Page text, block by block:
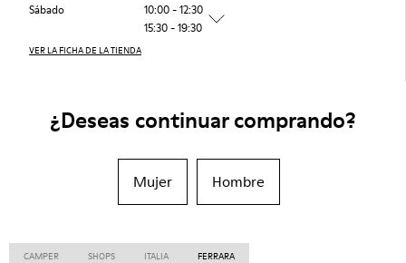
Sábado
10:00 - 12:30
15:30 - 19:30
VER LA FICHA DE LA TIENDA
¿Deseas continuar comprando?
Mujer Hombre
CAMPER SHOPS ITALIA FERRARA